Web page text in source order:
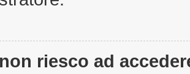
riesco ad